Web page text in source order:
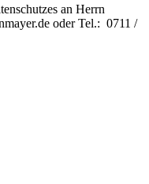
an Herrn
oder Tel.: 0711 /